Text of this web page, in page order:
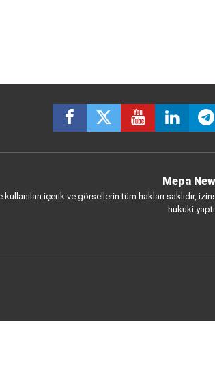
Mepa
içerik ve görsellerin tüm hakları saklıdır,
hukuki